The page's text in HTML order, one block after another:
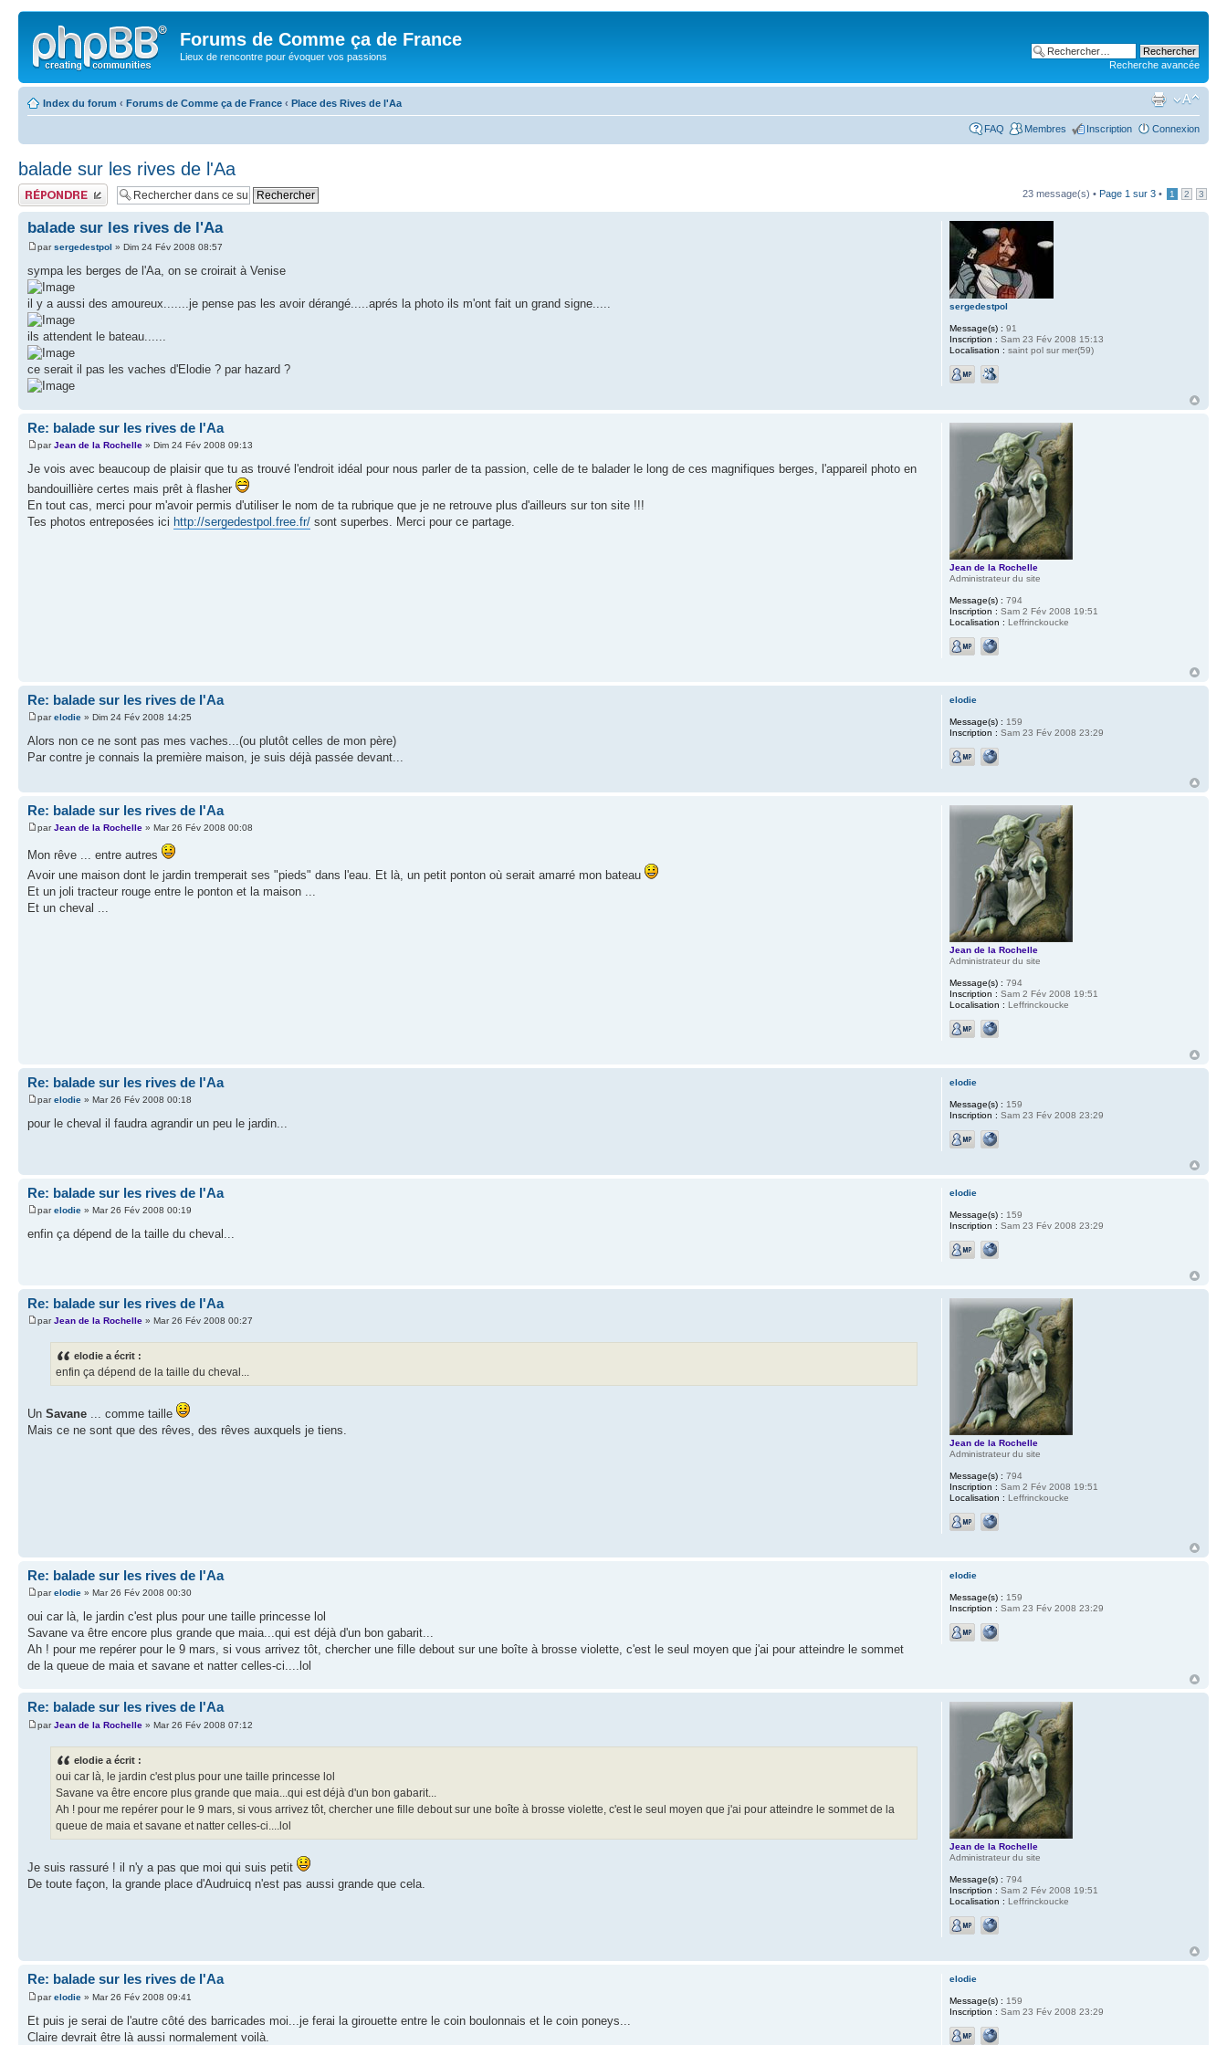
Forums de Comme ça de France
Lieux de rencontre pour évoquer vos passions
Recherche avancée
Index du forum ‹ Forums de Comme ça de France ‹ Place des Rives de l'Aa
FAQ Membres Inscription Connexion
balade sur les rives de l'Aa
Publier une réponse 23 message(s) • Page 1 sur 3 • 1 2 3
balade sur les rives de l'Aa
parsergedestpol » Dim 24 Fév 2008 08:57
sympa les berges de l'Aa, on se croirait à Venise
il y a aussi des amoureux.......je pense pas les avoir dérangé.....aprés la photo ils m'ont fait un grand signe.....
ils attendent le bateau......
ce serait il pas les vaches d'Elodie ? par hazard ?
sergedestpol
Message(s) : 91
Inscription : Sam 23 Fév 2008 15:13
Localisation : saint pol sur mer(59)
Re: balade sur les rives de l'Aa
parJean de la Rochelle » Dim 24 Fév 2008 09:13
Je vois avec beaucoup de plaisir que tu as trouvé l'endroit idéal pour nous parler de ta passion, celle de te balader le long de ces magnifiques berges, l'appareil photo en
bandouillière certes mais prêt à flasher
En tout cas, merci pour m'avoir permis d'utiliser le nom de ta rubrique que je ne retrouve plus d'ailleurs sur ton site !!!
Tes photos entreposées ici http://sergedestpol.free.fr/ sont superbes. Merci pour ce partage.
Jean de la Rochelle
Administrateur du site
Message(s) : 794
Inscription : Sam 2 Fév 2008 19:51
Localisation : Leffrinckoucke
Re: balade sur les rives de l'Aa
parelodie » Dim 24 Fév 2008 14:25
Alors non ce ne sont pas mes vaches...(ou plutôt celles de mon père)
Par contre je connais la première maison, je suis déjà passée devant...
elodie
Message(s) : 159
Inscription : Sam 23 Fév 2008 23:29
Re: balade sur les rives de l'Aa
parJean de la Rochelle » Mar 26 Fév 2008 00:08
Mon rêve ... entre autres
Avoir une maison dont le jardin tremperait ses "pieds" dans l'eau. Et là, un petit ponton où serait amarré mon bateau
Et un joli tracteur rouge entre le ponton et la maison ...
Et un cheval ...
Jean de la Rochelle
Administrateur du site
Message(s) : 794
Inscription : Sam 2 Fév 2008 19:51
Localisation : Leffrinckoucke
Re: balade sur les rives de l'Aa
parelodie » Mar 26 Fév 2008 00:18
pour le cheval il faudra agrandir un peu le jardin...
elodie
Message(s) : 159
Inscription : Sam 23 Fév 2008 23:29
Re: balade sur les rives de l'Aa
parelodie » Mar 26 Fév 2008 00:19
enfin ça dépend de la taille du cheval...
elodie
Message(s) : 159
Inscription : Sam 23 Fév 2008 23:29
Re: balade sur les rives de l'Aa
parJean de la Rochelle » Mar 26 Fév 2008 00:27
elodie a écrit :
enfin ça dépend de la taille du cheval...
Un Savane ... comme taille
Mais ce ne sont que des rêves, des rêves auxquels je tiens.
Jean de la Rochelle
Administrateur du site
Message(s) : 794
Inscription : Sam 2 Fév 2008 19:51
Localisation : Leffrinckoucke
Re: balade sur les rives de l'Aa
parelodie » Mar 26 Fév 2008 00:30
oui car là, le jardin c'est plus pour une taille princesse lol
Savane va être encore plus grande que maia...qui est déjà d'un bon gabarit...
Ah ! pour me repérer pour le 9 mars, si vous arrivez tôt, chercher une fille debout sur une boîte à brosse violette, c'est le seul moyen que j'ai pour atteindre le sommet
de la queue de maia et savane et natter celles-ci....lol
elodie
Message(s) : 159
Inscription : Sam 23 Fév 2008 23:29
Re: balade sur les rives de l'Aa
parJean de la Rochelle » Mar 26 Fév 2008 07:12
elodie a écrit :
oui car là, le jardin c'est plus pour une taille princesse lol
Savane va être encore plus grande que maia...qui est déjà d'un bon gabarit...
Ah ! pour me repérer pour le 9 mars, si vous arrivez tôt, chercher une fille debout sur une boîte à brosse violette, c'est le seul moyen que j'ai pour atteindre le sommet de la
queue de maia et savane et natter celles-ci....lol
Je suis rassuré ! il n'y a pas que moi qui suis petit
De toute façon, la grande place d'Audruicq n'est pas aussi grande que cela.
Jean de la Rochelle
Administrateur du site
Message(s) : 794
Inscription : Sam 2 Fév 2008 19:51
Localisation : Leffrinckoucke
Re: balade sur les rives de l'Aa
parelodie » Mar 26 Fév 2008 09:41
Et puis je serai de l'autre côté des barricades moi...je ferai la girouette entre le coin boulonnais et le coin poneys...
Claire devrait être là aussi normalement voilà.
elodie
Message(s) : 159
Inscription : Sam 23 Fév 2008 23:29